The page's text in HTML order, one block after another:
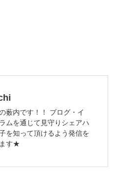
薮内です！！ ブログ・イ
ムを通じて見守りシェアハ
を知って頂けるよう発信を
ます★